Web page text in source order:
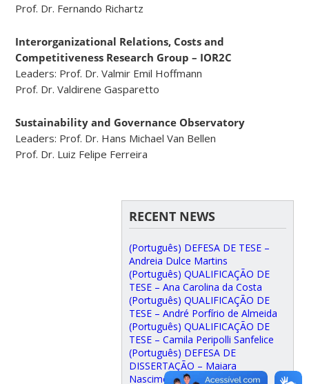
Prof. Dr. Fernando Richartz
Interorganizational Relations, Costs and
Competitiveness Research Group – IOR2C
Leaders: Prof. Dr. Valmir Emil Hoffmann
Prof. Dr. Valdirene Gasparetto
Sustainability and Governance Observatory
Leaders: Prof. Dr. Hans Michael Van Bellen
Prof. Dr. Luiz Felipe Ferreira
RECENT NEWS
(Português) DEFESA DE TESE –
Andreia Dulce Martins
(Português) QUALIFICAÇÃO DE
TESE – Ana Carolina da Costa
(Português) QUALIFICAÇÃO DE
TESE – André Porfírio de Almeida
(Português) QUALIFICAÇÃO DE
TESE – Camila Peripolli Sanfelice
(Português) DEFESA DE
DISSERTAÇÃO – Maiara
Nascimento Almeida